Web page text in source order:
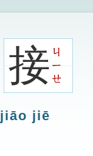
接ㄐ
ㄧ
ㄝ
jiāo jiē